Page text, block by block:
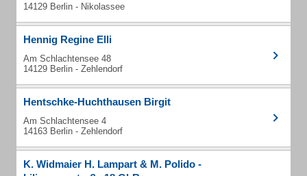
14129 Berlin - Nikolassee
Hennig Regine Elli
Am Schlachtensee 48
14129 Berlin - Zehlendorf
Hentschke-Huchthausen Birgit
Am Schlachtensee 4
14163 Berlin - Zehlendorf
K. Widmaier H. Lampart & M. Polido -